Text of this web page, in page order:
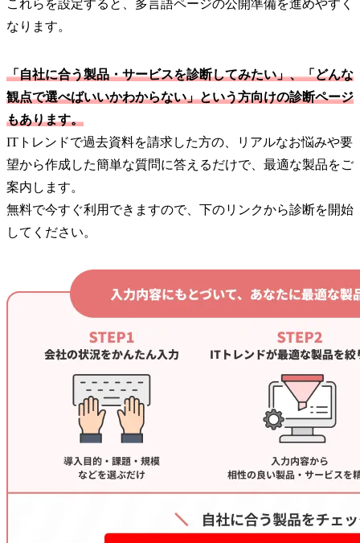
これらを設定すると、多言語ページの公開準備を進めやすく
なります。
「自社に合う製品・サービスを診断してみたい」、「どんな
観点で選べばいいかわからない」という方向けの診断ページ
もあります。
ITトレンドで過去資料を請求した方の、リアルなお悩みや要
望から作成した簡単な質問に答えるだけで、最適な製品をご
案内します。
無料で今すぐ利用できますので、下のリンクから診断を開始
してください。